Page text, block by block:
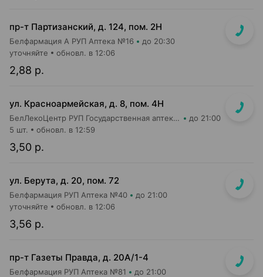
пр-т Партизанский, д. 124, пом. 2Н
Белфармация А РУП Аптека №16 до 20:30
2,88 р.
уточняйте обновл. в 12:06
ул. Красноармейская, д. 8, пом. 4Н
БелЛекоЦентр РУП Государственная аптека №12 до 21:00
3,50 р.
5 шт. обновл. в 12:59
ул. Берута, д. 20, пом. 72
Белфармация РУП Аптека №40 до 21:00
3,56 р.
уточняйте обновл. в 12:06
пр-т Газеты Правда, д. 20A/1-4
Белфармация РУП Аптека №81 до 21:00